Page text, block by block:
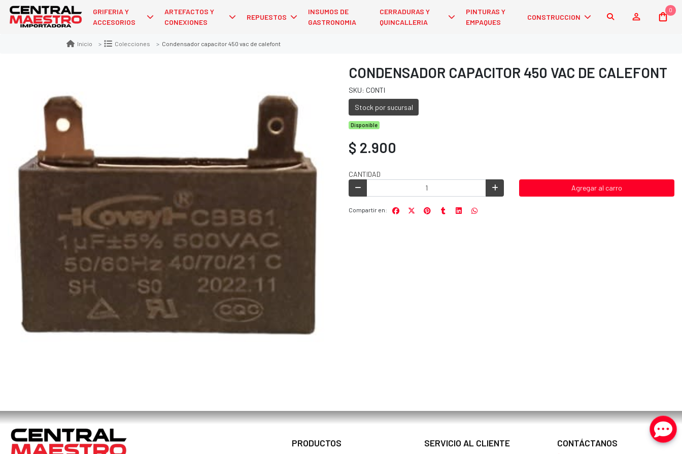
GRIFERIA Y
ACCESORIOS
ARTEFACTOS Y
CONEXIONES
REPUESTOS
INSUMOS DE
GASTRONOMIA
CERRADURAS Y
QUINCALLERIA
PINTURAS Y
EMPAQUES
CONSTRUCCION
0
Inicio Colecciones Condensador capacitor 450 vac de calefont
CONDENSADOR CAPACITOR 450 VAC DE CALEFONT
SKU: CONTI
Stock por sucursal
Disponible
$ 2.900
CANTIDAD
Agregar al carro
Compartir en:
PRODUCTOS SERVICIO AL CLIENTE CONTÁCTANOS